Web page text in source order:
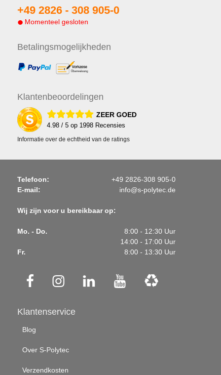
+49 2826 - 308 905-0
Momenteel gesloten
Betalingsmogelijkheden
Klantenbeoordelingen
ZEER GOED
4.98 / 5 op 1998 Recensies
Informatie over de echtheid van de ratings
Telefoon:
+49 2826-308 905-0
E-mail:
info@s-polytec.de
Wij zijn voor u bereikbaar op:
Mo. - Do.
8:00 - 12:30 Uur
14:00 - 17:00 Uur
Fr.
8:00 - 13:30 Uur
Klantenservice
Blog
Over S-Polytec
Verzendkosten